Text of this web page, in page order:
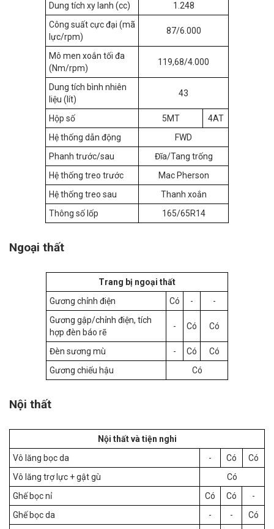
Dung tích xy lanh (cc)
1.248
Công suất cực đại (mã
lực/rpm)
87/6.000
Mô men xoắn tối đa
(Nm/rpm)
119,68/4.000
Dung tích bình nhiên
liệu (lít)
43
Hộp số 5MT
4AT
Hệ thống dẫn động
FWD
Phanh trước/sau
Đĩa/Tang trống
Hệ thống treo trước
Mac Pherson
Hệ thống treo sau
Thanh xoắn
Thông số lốp
165/65R14
Ngoại thất
Trang bị ngoại thất
Gương chỉnh điện
Có -
-
Gương gập/chỉnh điện, tích
hợp đèn báo rẽ
- Có Có
Đèn sương mù - Có
Có
Gương chiếu hậu
Có
Nội thất
Nội thất và tiện nghi
Vô lăng bọc da
- Có
Có
Vô lăng trợ lực + gật gù
Có
Ghế bọc nỉ
Có Có
-
Ghế bọc da
- - Có